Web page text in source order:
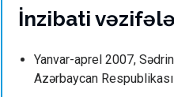
İnzibati
Yanvar-aprel 2007,
Azərbaycan